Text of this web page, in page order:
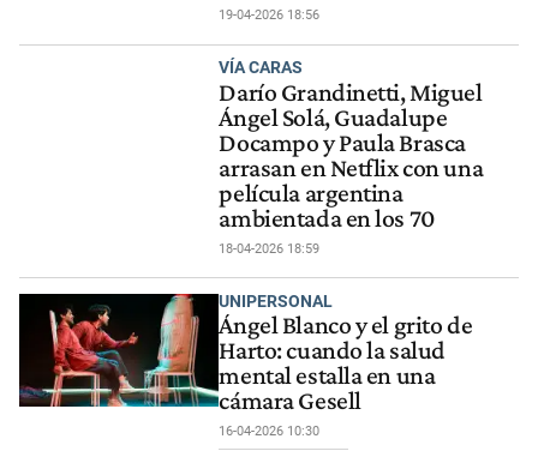
19-04-2026 18:56
VÍA CARAS
Darío Grandinetti, Miguel
Ángel Solá, Guadalupe
Docampo y Paula Brasca
arrasan en Netflix con una
película argentina
ambientada en los 70
18-04-2026 18:59
UNIPERSONAL
Ángel Blanco y el grito de
Harto: cuando la salud
mental estalla en una
cámara Gesell
16-04-2026 10:30